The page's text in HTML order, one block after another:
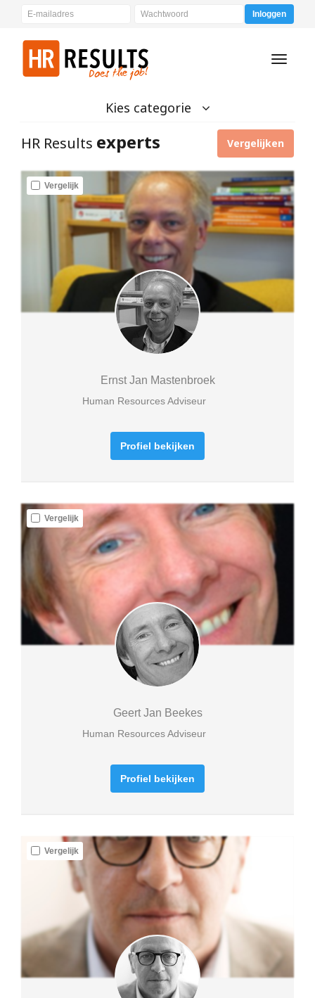
HR Results experts Vergelijken
Kies categorie
Vergelijk
Ernst Jan Mastenbroek
Human Resources Adviseur
Profiel bekijken
Vergelijk
Geert Jan Beekes
Human Resources Adviseur
Profiel bekijken
Vergelijk
Inloggen
Toggle